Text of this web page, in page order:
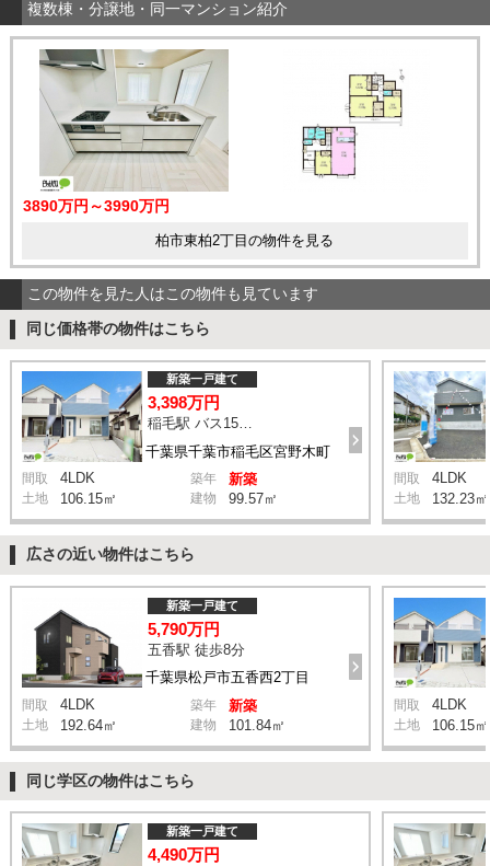
複数棟・分譲地・同一マンション紹介
3890万円～3990万円
柏市東柏2丁目の物件を見る
この物件を見た人はこの物件も見ています
同じ価格帯の物件はこちら
千葉県千葉市稲毛区宮野木町
新築一戸建て
3,398万円
稲毛駅 バス15分 停歩3分
間取 4LDK 築年 新築
土地 106.15㎡ 建物 99.57㎡
間取 4LDK
土地 132.23㎡
広さの近い物件はこちら
千葉県松戸市五香西2丁目
新築一戸建て
5,790万円
五香駅 徒歩8分
間取 4LDK 築年 新築
土地 192.64㎡ 建物 101.84㎡
間取 4LDK
土地 106.15㎡
同じ学区の物件はこちら
新築一戸建て
4,490万円